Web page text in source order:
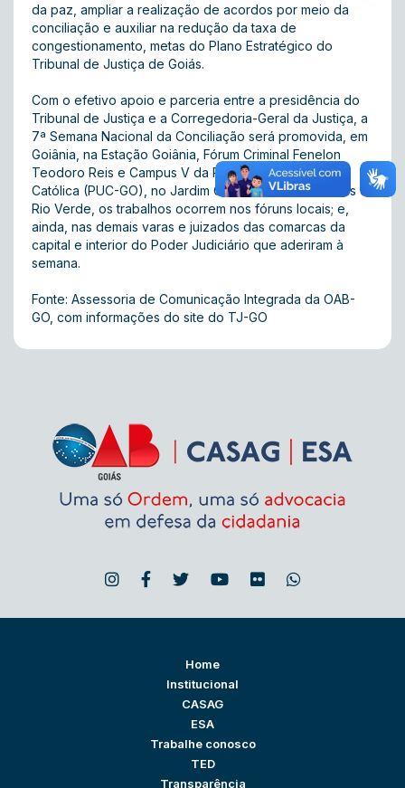
da paz, ampliar a realização de acordos por meio da
conciliação e auxiliar na redução da taxa de
congestionamento, metas do Plano Estratégico do
Tribunal de Justiça de Goiás.
Com o efetivo apoio e parceria entre a presidência do
Tribunal de Justiça e a Corregedoria-Geral da Justiça, a
7ª Semana Nacional da Conciliação será promovida, em
Goiânia, na Estação Goiânia, Fórum Criminal Fenelon
Teodoro Reis e Campus V da Pontifícia Universidade
Católica (PUC-GO), no Jardim Goiás. Em Caldas Novas e
Rio Verde, os trabalhos ocorrem nos fóruns locais; e,
ainda, nas demais varas e juizados das comarcas da
capital e interior do Poder Judiciário que aderiram à
semana.
Fonte: Assessoria de Comunicação Integrada da OAB-
GO, com informações do site do TJ-GO
Home
Institucional
CASAG
ESA
Trabalhe conosco
TED
Transparência